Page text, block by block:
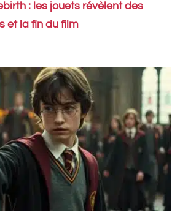
: les jouets révèlent des
et la fin du film